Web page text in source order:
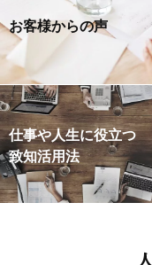
お客様からの声
仕事や人生に役立つ
致知活用法